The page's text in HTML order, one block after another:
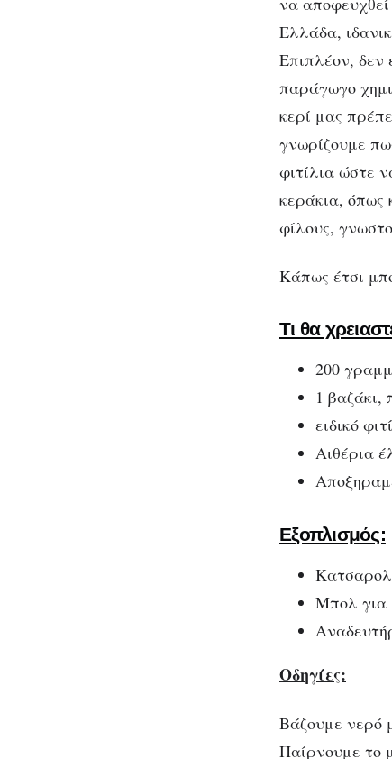
σε
βαζάκια!
Ελλάδα,
Επιπλέον, δεν
παράγωγο
κερί μας
γνωρίζουμε
φιτίλια ώστε
κεράκια, όπως
φίλους,
Κάπως έτσι
Τι θα
200
1 βαζάκι,
ειδικό
Αιθέρια
Εξοπλισμός:
Μπολ για
Οδηγίες:
Βάζουμε νερό
Παίρνουμε το